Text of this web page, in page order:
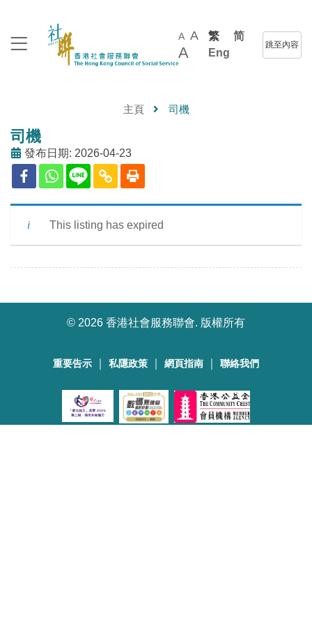
A A
A
繁
简
Eng
跳至內容
主頁 司機
司機
發布日期: 2026-04-23
This listing has expired
© 2026 香港社會服務聯會. 版權所有
重要告示 私隱政策 網頁指南 聯絡我們